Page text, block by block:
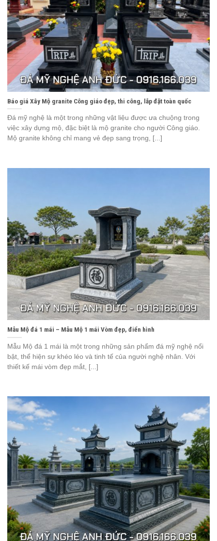
Báo giá Xây Mộ granite Công giáo đẹp, thi công, lắp đặt toàn quốc
Đá mỹ nghệ là một trong những vật liệu được ưa chuộng trong
việc xây dựng mộ, đặc biệt là mộ granite cho người Công giáo.
Mộ granite không chỉ mang vẻ đẹp sang trọng, [...]
Mẫu Mộ đá 1 mái – Mẫu Mộ 1 mái Vòm đẹp, điển hình
Mẫu Mộ đá 1 mái là một trong những sản phẩm đá mỹ nghệ nổi
bật, thể hiện sự khéo léo và tinh tế của người nghệ nhân. Với
thiết kế mái vòm đẹp mắt, [...]